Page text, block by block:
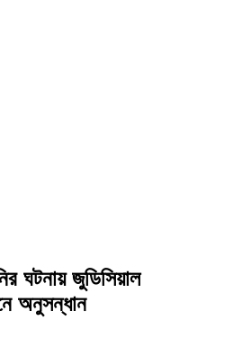
ঘটনায় জুডিসিয়াল
অনুসন্ধান